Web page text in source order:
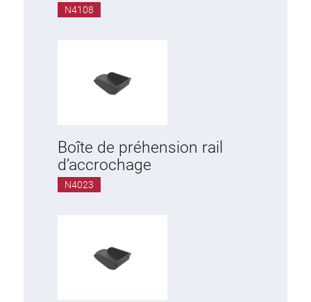
N4108
Boîte de préhension rail
d’accrochage
N4023